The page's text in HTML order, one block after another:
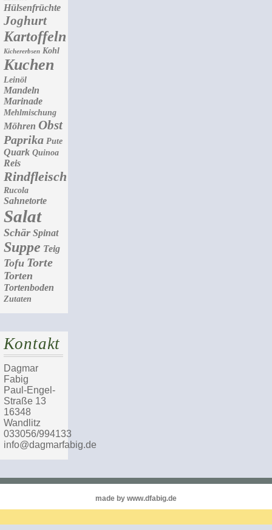
Hülsenfrüchte
Joghurt
Kartoffeln
Kichererbsen Kohl
Kuchen
Leinöl
Mandeln
Marinade
Mehlmischung
Möhren Obst
Paprika Pute
Quark Quinoa
Reis
Rindfleisch
Rucola
Sahnetorte
Salat
Schär Spinat
Suppe Teig
Tofu Torte
Torten
Tortenboden
Zutaten
Kontakt
Dagmar
Fabig
Paul-Engel-
Straße 13
16348
Wandlitz
033056/994133
info@dagmarfabig.de
made by www.dfabig.de